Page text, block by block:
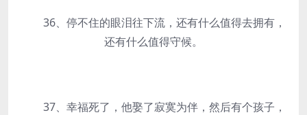
36、停不住的眼泪往下流，还有什么值得去拥有，
还有什么值得守候。
37、幸福死了，他娶了寂寞为伴，然后有个孩子，